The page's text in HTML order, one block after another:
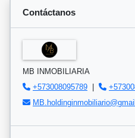
Contáctanos
MB INMOBILIARIA
+573008095789 |